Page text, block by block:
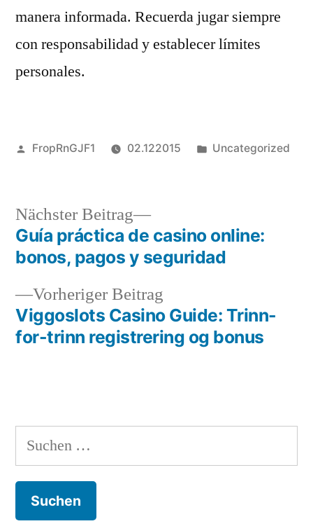
manera informada. Recuerda jugar siempre
con responsabilidad y establecer límites
personales.
Veröffentlicht
FropRnGJF1 02.122015
Veröffentlicht
Uncategorized
Beitragsnavigation
Vorheriger Beitrag
Beitrag:
Viggoslots Casino Guide: Trinn-
for-trinn registrering og bonus
Nächster Beitrag
Nächster
Beitrag:
Guía práctica de casino online:
bonos, pagos y seguridad
Suchen
nach: